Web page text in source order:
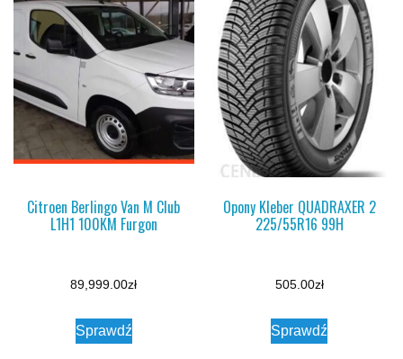
Citroen Berlingo Van M Club
L1H1 100KM Furgon
89,999.00zł
Sprawdź
Opony Kleber QUADRAXER 2
225/55R16 99H
505.00zł
Sprawdź